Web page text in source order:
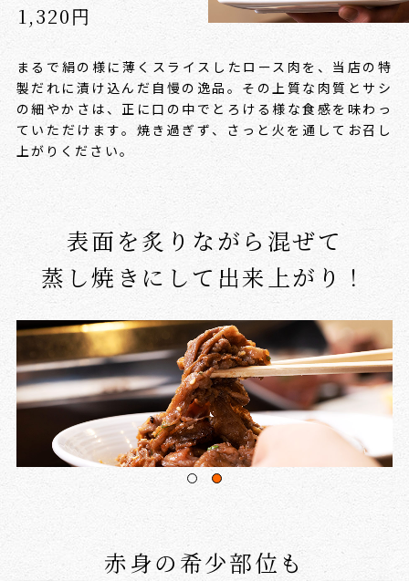
1,320円
まるで絹の様に薄くスライスしたロース肉を、当店の特
製だれに漬け込んだ自慢の逸品。 その上質な肉質とサシ
の細やかさは、正に口の中でとろける様な食感を味わっ
ていただけます。 焼き過ぎず、さっと火を通してお召し
上がりください。
表面を炙りながら混ぜて
蒸し焼きにして出来上がり！
赤身の希少部位も